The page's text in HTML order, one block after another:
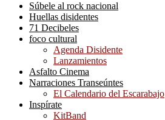
Súbele al rock nacional
Huellas disidentes
71 Decibeles
foco cultural
Agenda Disidente
Lanzamientos
Asfalto Cinema
Narraciones Transeúntes
El Calendario del Escarabajo
Inspírate
KitBand